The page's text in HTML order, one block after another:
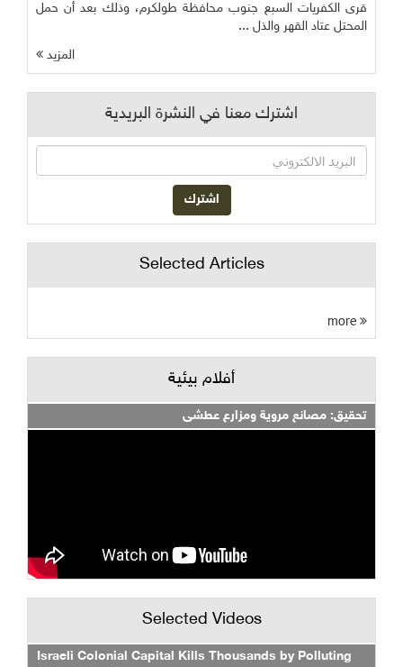
قرى الكفريات السبع جنوب محافظة طولكرم، وذلك بعد أن حمل
المحتل عتاد القهر والذل ...
المزيد
اشترك معنا في النشرة البريدية
Selected Articles
أفلام بيئية
تحقيق: مصانع مروية ومزارع عطشى
Selected Videos
Israeli Colonial Capital Kills Thousands by Polluting